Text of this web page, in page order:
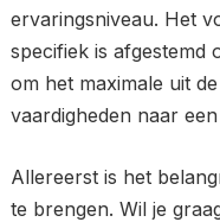
ervaringsniveau. Het
specifiek is afgestemd
om het maximale uit
vaardigheden naar
Allereerst is het
te brengen. Wil je